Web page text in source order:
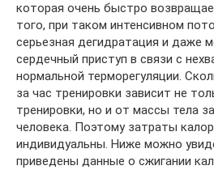
которая очень быстро
того, при таком интенсивном
серьезная дегидратация и даже
сердечный приступ в связи с
нормальной терморегуляции.
за час тренировки зависит не
тренировки, но и от массы тела
человека. Поэтому затраты
индивидуальны. Ниже можно
приведены данные о сжигании